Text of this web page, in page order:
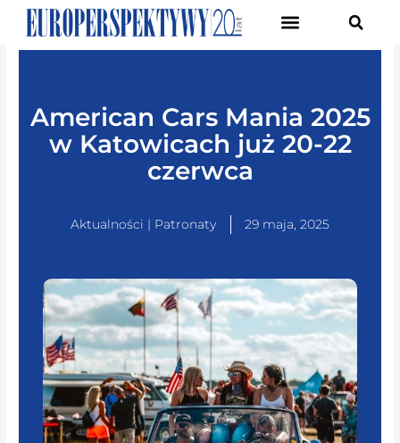
American Cars Mania 2025
w Katowicach już 20-22
czerwca
Aktualności | Patronaty 29 maja, 2025